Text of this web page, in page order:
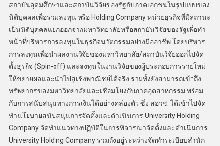
สถาบันอุดมศึกษาและสถาบันวิจัยของรัฐกับภาคเอกชนในรูปแบบของ
นิติบุคคลเพื่อร่วมลงทุน หรือ Holding Company หน่วยธุรกิจที่มีสถานะ
เป็นนิติบุคคลแยกออกจากมหาวิทยาลัยหรือสถาบันวิจัยของรัฐเพื่อทำ
หน้าที่บริหารการลงทุนในธุรกิจนวัตกรรมอย่างมืออาชีพ โดยบริหาร
การลงทุนเพื่อนำผลงานวิจัยของมหาวิทยาลัย/สถาบันวิจัยออกไปจัด
ตั้งธุรกิจ (Spin-off) และลงทุนในงานวิจัยของผู้ประกอบการรายใหม่
ให้ขยายผลและนำไปสู่เชิงพาณิชย์ได้จริง รวมทั้งยังสามารถเข้าถึง
ทรัพยากรของมหาวิทยาลัยและเชื่อมโยงกับภาคอุตสาหกรรม พร้อม
กับการสนับสนุนทางการเงินได้อย่างคล่องตัว ซึ่ง สอวช. ได้เข้าไปจัด
ทำนโยบายสนับสนุนการจัดตั้งและดำเนินการ University Holding
Company จัดทำแนวทางปฏิบัติในการพิจารณาจัดตั้งและดำเนินการ
University Holding Company รวมถึงอยู่ระหว่างจัดทำระเบียบสำนัก